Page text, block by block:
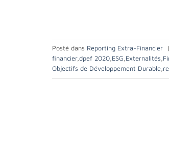
Posté dans Reporting Extra-Financier |
financier, dpef 2020 ESG Externalités
Objectifs de Développement Durable